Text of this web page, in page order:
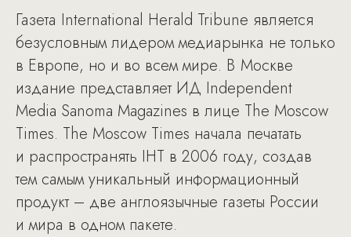
Газета International Herald Tribune является
безусловным лидером медиарынка не только
в Европе, но и во всем мире. В Москве
издание представляет ИД Independent
Media Sanoma Magazines в лице The Moscow
Times. The Moscow Times начала печатать
и распространять IHT в 2006 году, создав
тем самым уникальный информационный
продукт – две англоязычные газеты России
и мира в одном пакете.